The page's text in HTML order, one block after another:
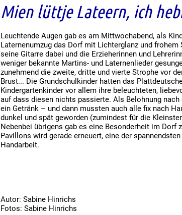
Mien lüttje Lateern, ich
Leuchtende Augen gab es am Mittwochabend, als
Laternenumzug das Dorf mit Lichterglanz und
seine Gitarre dabei und die Erzieherinnen und
weniger bekannte Martins- und Laternenlieder
zunehmend die zweite, dritte und vierte Strophe vor
Brust... Die Grundschulkinder hatten das
Kindergartenkinder vor allem ihre beleuchteten,
auf dass diesen nichts passierte. Als Belohnung
ein Getränk – und dann mussten auch alle fix nach
dunkel und spät geworden (zumindest für die
Nebenbei übrigens gab es eine Besonderheit im Dorf
Pavillons wird gerade erneuert, eine der
Handarbeit.
Autor: Sabine Hinrichs
Fotos: Sabine Hinrichs